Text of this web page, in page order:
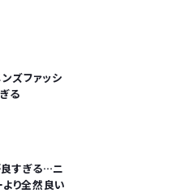
ズファッシ
る
良すぎる…ニ
り全然良い